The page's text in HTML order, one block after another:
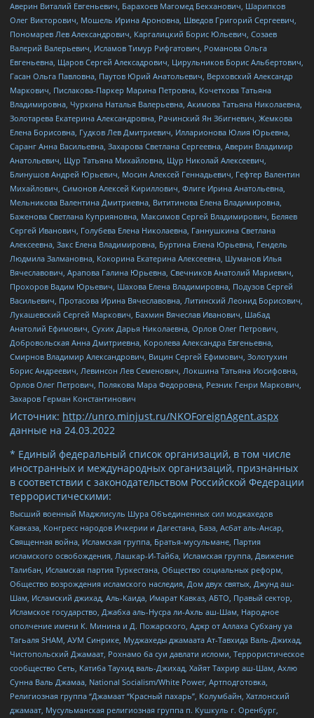
Аверин Виталий Евгеньевич, Барахоев Магомед Бекханович, Шарипков
Олег Викторович, Мошель Ирина Ароновна, Шведов Григорий Сергеевич,
Пономарев Лев Александрович, Каргалицкий Борис Юльевич, Созаев
Валерий Валерьевич, Исламов Тимур Рифгатович, Романова Ольга
Евгеньевна, Щаров Сергей Алексадрович, Цирульников Борис Альбертович,
Гасан Ольга Павловна, Паутов Юрий Анатольевич, Верховский Александр
Маркович, Пислакова-Паркер Марина Петровна, Кочеткова Татьяна
Владимировна, Чуркина Наталья Валерьевна, Акимова Татьяна Николаевна,
Золотарева Екатерина Александровна, Рачинский Ян Збигневич, Жемкова
Елена Борисовна, Гудков Лев Дмитриевич, Илларионова Юлия Юрьевна,
Саранг Анна Васильевна, Захарова Светлана Сергеевна, Аверин Владимир
Анатольевич, Щур Татьяна Михайловна, Щур Николай Алексеевич,
Блинушов Андрей Юрьевич, Мосин Алексей Геннадьевич, Гефтер Валентин
Михайлович, Симонов Алексей Кириллович, Флиге Ирина Анатольевна,
Мельникова Валентина Дмитриевна, Вититинова Елена Владимировна,
Баженова Светлана Куприяновна, Максимов Сергей Владимирович, Беляев
Сергей Иванович, Голубева Елена Николаевна, Ганнушкина Светлана
Алексеевна, Закс Елена Владимировна, Буртина Елена Юрьевна, Гендель
Людмила Залмановна, Кокорина Екатерина Алексеевна, Шуманов Илья
Вячеславович, Арапова Галина Юрьевна, Свечников Анатолий Мариевич,
Прохоров Вадим Юрьевич, Шахова Елена Владимировна, Подузов Сергей
Васильевич, Протасова Ирина Вячеславовна, Литинский Леонид Борисович,
Лукашевский Сергей Маркович, Бахмин Вячеслав Иванович, Шабад
Анатолий Ефимович, Сухих Дарья Николаевна, Орлов Олег Петрович,
Добровольская Анна Дмитриевна, Королева Александра Евгеньевна,
Смирнов Владимир Александрович, Вицин Сергей Ефимович, Золотухин
Борис Андреевич, Левинсон Лев Семенович, Локшина Татьяна Иосифовна,
Орлов Олег Петрович, Полякова Мара Федоровна, Резник Генри Маркович,
Захаров Герман Константинович
Источник: http://unro.minjust.ru/NKOForeignAgent.aspx
данные на 24.03.2022
* Единый федеральный список организаций, в том числе
иностранных и международных организаций, признанных
в соответствии с законодательством Российской Федерации
террористическими:
Высший военный Маджлисуль Шура Объединенных сил моджахедов
Кавказа, Конгресс народов Ичкерии и Дагестана, База, Асбат аль-Ансар,
Священная война, Исламская группа, Братья-мусульмане, Партия
исламского освобождения, Лашкар-И-Тайба, Исламская группа, Движение
Талибан, Исламская партия Туркестана, Общество социальных реформ,
Общество возрождения исламского наследия, Дом двух святых, Джунд аш-
Шам, Исламский джихад, Аль-Каида, Имарат Кавказ, АБТО, Правый сектор,
Исламское государство, Джабха аль-Нусра ли-Ахль аш-Шам, Народное
ополчение имени К. Минина и Д. Пожарского, Аджр от Аллаха Субхану уа
Тагьаля SHAM, АУМ Синрике, Муджахеды джамаата Ат-Тавхида Валь-Джихад,
Чистопольский Джамаат, Рохнамо ба суи давлати исломи, Террористическое
сообщество Сеть, Катиба Таухид валь-Джихад, Хайят Тахрир аш-Шам, Ахлю
Сунна Валь Джамаа, National Socialism/White Power, Артподготовка,
Религиозная группа “Джамаат “Красный пахарь”, Колумбайн, Хатлонский
джамаат, Мусульманская религиозная группа п. Кушкуль г. Оренбург,